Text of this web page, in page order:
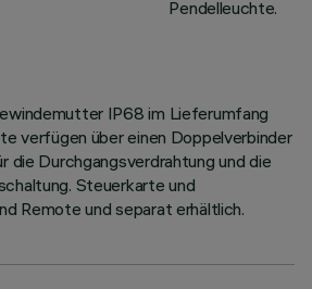
Pendelleuchte.
IP68 im Lieferumfang
verfügen über einen Doppelverbinder
die Durchgangsverdrahtung und die
Steuerkarte und
Remote und separat erhältlich.